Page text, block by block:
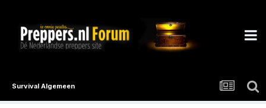
Survival Algemeen